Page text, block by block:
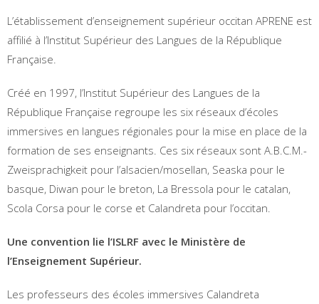
L’établissement d’enseignement supérieur occitan APRENE est
affilié à l’Institut Supérieur des Langues de la République
Française.
Créé en 1997, l’Institut Supérieur des Langues de la
République Française regroupe les six réseaux d’écoles
immersives en langues régionales pour la mise en place de la
formation de ses enseignants. Ces six réseaux sont A.B.C.M.-
Zweisprachigkeit pour l’alsacien/mosellan, Seaska pour le
basque, Diwan pour le breton, La Bressola pour le catalan,
Scola Corsa pour le corse et Calandreta pour l’occitan.
Une convention lie l’ISLRF avec le Ministère de
l’Enseignement Supérieur.
Les professeurs des écoles immersives Calandreta